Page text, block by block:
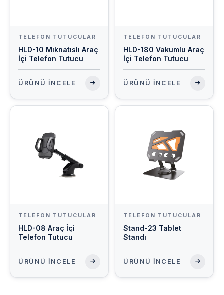
TELEFON TUTUCULAR
HLD-10 Mıknatıslı Araç
İçi Telefon Tutucu
ÜRÜNÜ İNCELE
TELEFON TUTUCULAR
HLD-180 Vakumlu Araç
İçi Telefon Tutucu
ÜRÜNÜ İNCELE
TELEFON TUTUCULAR
HLD-08 Araç İçi
Telefon Tutucu
ÜRÜNÜ İNCELE
TELEFON TUTUCULAR
Stand-23 Tablet
Standı
ÜRÜNÜ İNCELE